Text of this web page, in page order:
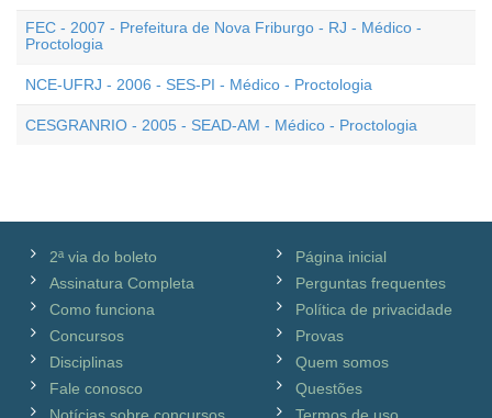
FEC - 2007 - Prefeitura de Nova Friburgo - RJ - Médico -
Proctologia
NCE-UFRJ - 2006 - SES-PI - Médico - Proctologia
CESGRANRIO - 2005 - SEAD-AM - Médico - Proctologia
2ª via do boleto
Assinatura Completa
Como funciona
Concursos
Disciplinas
Fale conosco
Página inicial
Perguntas frequentes
Política de privacidade
Provas
Quem somos
Questões